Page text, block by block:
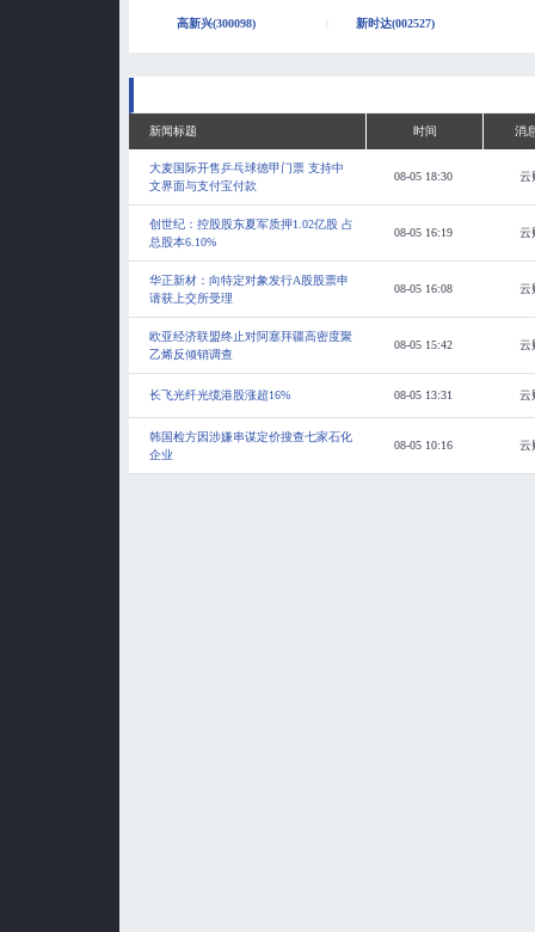
高新兴(300098) 新时达(002527)
新闻标题 时间 消
大麦国际开售乒乓球德甲门票 支持中
文界面与支付宝付款
08-05 18:30 云
创世纪：控股股东夏军质押1.02亿股 占
总股本6.10%
08-05 16:19 云
华正新材：向特定对象发行A股股票申
请获上交所受理
08-05 16:08 云
欧亚经济联盟终止对阿塞拜疆高密度聚
乙烯反倾销调查
08-05 15:42 云
长飞光纤光缆港股涨超16% 08-05 13:31 云
韩国检方因涉嫌串谋定价搜查七家石化
企业
08-05 10:16 云